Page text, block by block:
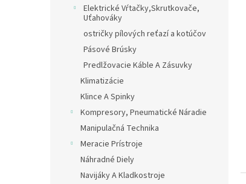
Elektrické Vŕtačky,Skrutkovače,
Uťahováky
ostričky pílových reťazí a kotúčov
Pásové Brúsky
Predlžovacie Káble A Zásuvky
Klimatizácie
Klince A Spinky
Kompresory, Pneumatické Náradie
Manipulačná Technika
Meracie Prístroje
Náhradné Diely
Navijáky A Kladkostroje